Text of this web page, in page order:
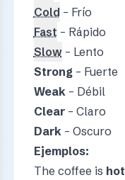
Cold – Frío
Fast – Rápido
Slow– Lento
Strong – Fuerte
Weak – Débil
Clear– Claro
Dark – Oscuro
Ejemplos:
The coffee is hot